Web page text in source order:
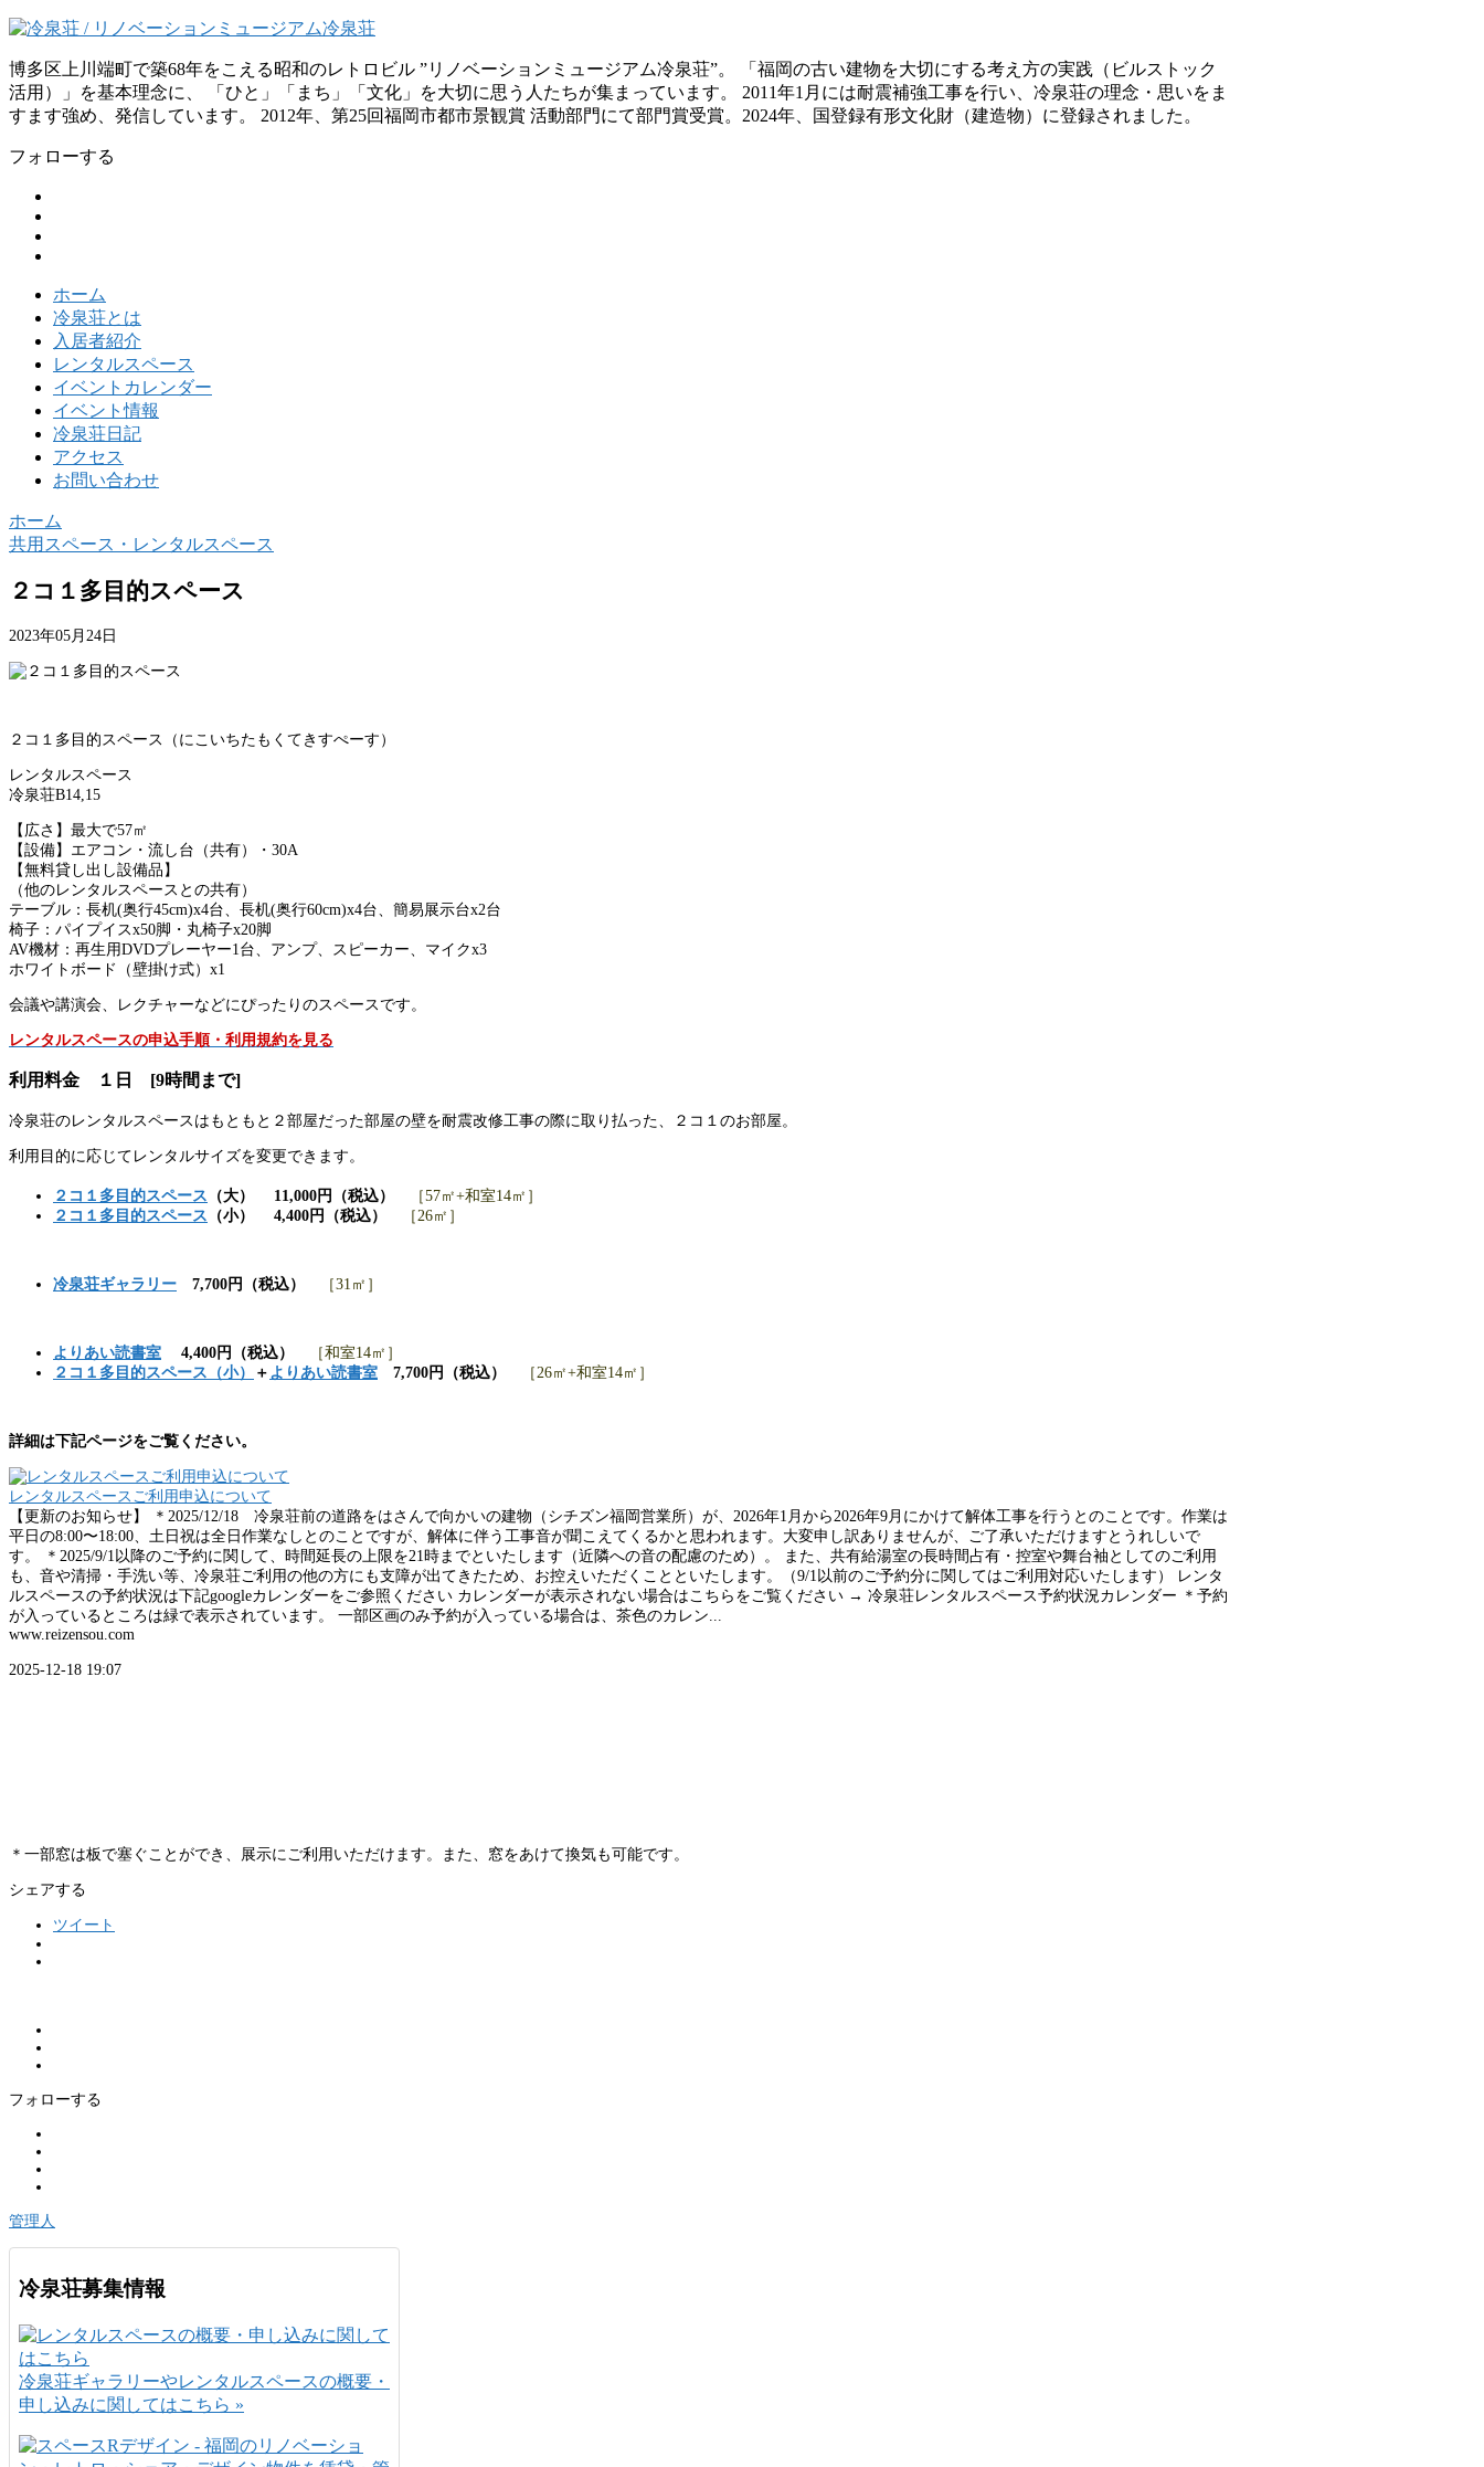
博多区上川端町で築68年をこえる昭和のレトロビル ”リノベーションミュージアム冷泉荘”。 「福岡の古い建物を大切にする考え方の実践（ビルストック
活用）」を基本理念に、 「ひと」「まち」「文化」を大切に思う人たちが集まっています。 2011年1月には耐震補強工事を行い、冷泉荘の理念・思いをま
すます強め、発信しています。 2012年、第25回福岡市都市景観賞 活動部門にて部門賞受賞。2024年、国登録有形文化財（建造物）に登録されました。
フォローする
ホーム
冷泉荘とは
入居者紹介
レンタルスペース
イベントカレンダー
イベント情報
冷泉荘日記
アクセス
お問い合わせ
ホーム
共用スペース・レンタルスペース
２コ１多目的スペース
2023年05月24日
２コ１多目的スペース（にこいちたもくてきすぺーす）
レンタルスペース
冷泉荘B14,15
【広さ】最大で57㎡
【設備】エアコン・流し台（共有）・30A
【無料貸し出し設備品】
（他のレンタルスペースとの共有）
テーブル：長机(奥行45cm)x4台、長机(奥行60cm)x4台、簡易展示台x2台
椅子：パイプイスx50脚・丸椅子x20脚
AV機材：再生用DVDプレーヤー1台、アンプ、スピーカー、マイクx3
ホワイトボード（壁掛け式）x1
会議や講演会、レクチャーなどにぴったりのスペースです。
レンタルスペースの申込手順・利用規約を見る
利用料金 １日 [9時間まで]
冷泉荘のレンタルスペースはもともと２部屋だった部屋の壁を耐震改修工事の際に取り払った、２コ１のお部屋。
利用目的に応じてレンタルサイズを変更できます。
２コ１多目的スペース （大） 11,000円（税込）
［57㎡+和室14㎡］
２コ１多目的スペース （小） 4,400円（税込） ［26㎡］
冷泉荘ギャラリー 7,700円（税込） ［31㎡］
よりあい読書室 4,400円（税込）
［和室14㎡］
２コ１多目的スペース（小）
＋ よりあい読書室 7,700 円 （税込） ［26㎡+和室14㎡］
詳細は下記ページをご覧ください。
レンタルスペースご利用申込について
【更新のお知らせ】 ＊2025/12/18 冷泉荘前の道路をはさんで向かいの建物（シチズン福岡営業所）が、2026年1月から2026年9月にかけて解体工事を行うとのことです。作業は
平日の8:00〜18:00、土日祝は全日作業なしとのことですが、解体に伴う工事音が聞こえてくるかと思われます。大変申し訳ありませんが、ご了承いただけますとうれしいで
す。 ＊2025/9/1以降のご予約に関して、時間延長の上限を21時までといたします（近隣への音の配慮のため）。 また、共有給湯室の長時間占有・控室や舞台袖としてのご利用
も、音や清掃・手洗い等、冷泉荘ご利用の他の方にも支障が出てきたため、お控えいただくことといたします。（9/1以前のご予約分に関してはご利用対応いたします） レンタ
ルスペースの予約状況は下記googleカレンダーをご参照ください カレンダーが表示されない場合はこちらをご覧ください → 冷泉荘レンタルスペース予約状況カレンダー ＊予約
が入っているところは緑で表示されています。 一部区画のみ予約が入っている場合は、茶色のカレン...
www.reizensou.com
2025-12-18 19:07
＊一部窓は板で塞ぐことができ、展示にご利用いただけます。また、窓をあけて換気も可能です。
シェアする
ツイート
フォローする
管理人
冷泉荘募集情報
冷泉荘ギャラリーやレンタルスペースの概要・
申し込みに関してはこちら »